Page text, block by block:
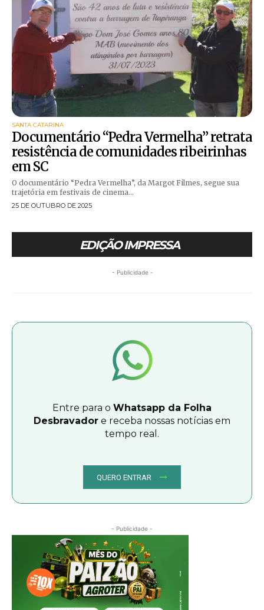
SANTA CATARINA
Documentário “Pedra Vermelha” retrata
resistência de comunidades ribeirinhas
em SC
O documentário “Pedra Vermelha”, da Margot Filmes, segue sua
trajetória em festivais de cinema...
25 DE OUTUBRO DE 2025
EDIÇÃO IMPRESSA
- Publicidade -
Entre para o Whatsapp da Folha
Desbravador e receba nossas notícias em
tempo real.
QUERO ENTRAR
- Publicidade -